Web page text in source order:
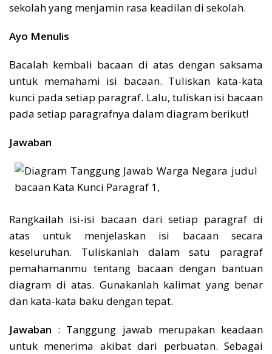
sekolah yang menjamin rasa keadilan di sekolah.
Ayo Menulis
Bacalah kembali bacaan di atas dengan saksama
untuk memahami isi bacaan. Tuliskan kata-kata
kunci pada setiap paragraf. Lalu, tuliskan isi bacaan
pada setiap paragrafnya dalam diagram berikut!
Jawaban
Rangkailah isi-isi bacaan dari setiap paragraf di
atas untuk menjelaskan isi bacaan secara
keseluruhan. Tuliskanlah dalam satu paragraf
pemahamanmu tentang bacaan dengan bantuan
diagram di atas. Gunakanlah kalimat yang benar
dan kata-kata baku dengan tepat.
Jawaban : Tanggung jawab merupakan keadaan
untuk menerima akibat dari perbuatan. Sebagai